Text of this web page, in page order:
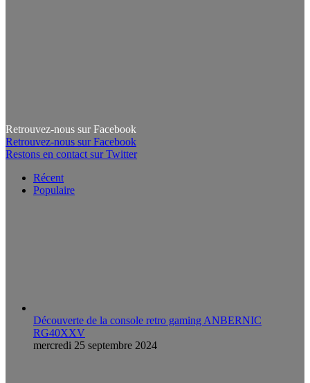
Retrouvez-nous sur Facebook
Retrouvez-nous sur Facebook
Restons en contact sur Twitter
Récent
Populaire
Découverte de la console retro gaming ANBERNIC
RG40XXV
mercredi 25 septembre 2024